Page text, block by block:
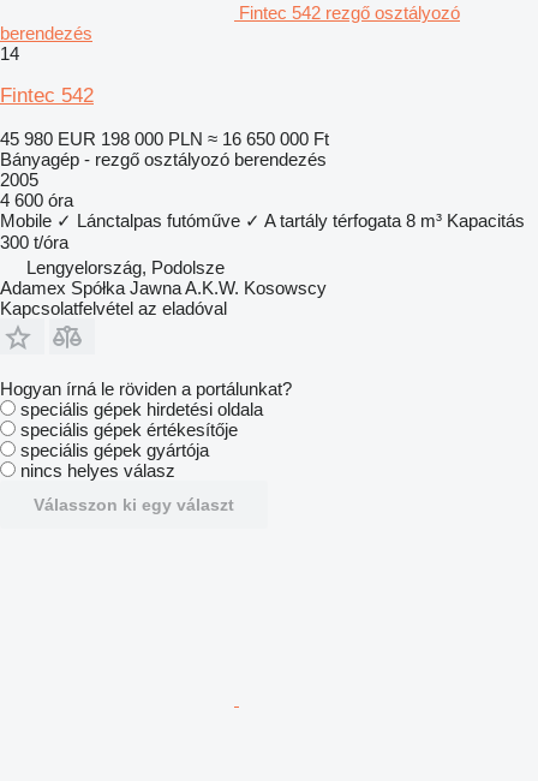
Fintec 542 rezgő osztályozó
berendezés
14
Fintec 542
45 980 EUR 198 000 PLN ≈ 16 650 000 Ft
Bányagép - rezgő osztályozó berendezés
2005
4 600 óra
Mobile ✓ Lánctalpas futóműve ✓ A tartály térfogata 8 m³ Kapacitás
300 t/óra
Lengyelország, Podolsze
Adamex Spółka Jawna A.K.W. Kosowscy
Kapcsolatfelvétel az eladóval
Hogyan írná le röviden a portálunkat?
speciális gépek hirdetési oldala
speciális gépek értékesítője
speciális gépek gyártója
nincs helyes válasz
Válasszon ki egy választ